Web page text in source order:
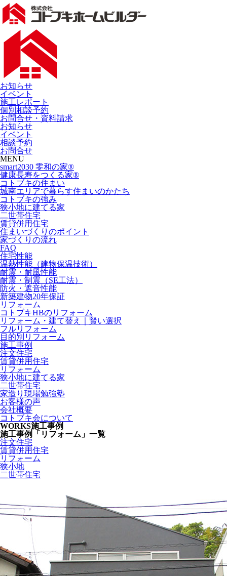
お知らせ
イベント
施工レポート
個別相談予約
お問合せ・資料請求
お知らせ
イベント
相談予約
お問合せ
MENU
smart2030 零和の家®
健康長寿をつくる家®
コトブキの住まい
城南エリアで暮らす住まいのかたち
コトブキの強み
狭小地に建てる家
二世帯住宅
賃貸併用住宅
住まいづくりのポイント
家づくりの流れ
FAQ
住宅性能
温熱性能（建物保温技術）
耐震・耐風性能
耐震・制震（SE工法）
防火・遮音性能
新築建物20年保証
リフォーム
コトブキHBのリフォーム
リフォーム・建て替え｜賢い選択
フルリフォーム
目的別リフォーム
施工事例
注文住宅
賃貸併用住宅
リフォーム
狭小地に建てる家
二世帯住宅
家造り現場勉強塾
お客様の声
会社概要
コトブキ会について
WORKS施工事例
施工事例「リフォーム」一覧
注文住宅
賃貸併用住宅
リフォーム
狭小地
二世帯住宅